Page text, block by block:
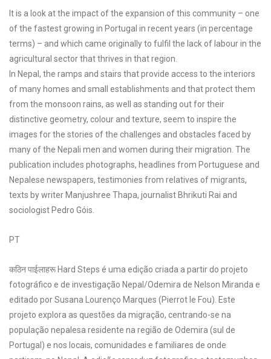
It is a look at the impact of the expansion of this community – one
of the fastest growing in Portugal in recent years (in percentage
terms) – and which came originally to fulfil the lack of labour in the
agricultural sector that thrives in that region.
In Nepal, the ramps and stairs that provide access to the interiors
of many homes and small establishments and that protect them
from the monsoon rains, as well as standing out for their
distinctive geometry, colour and texture, seem to inspire the
images for the stories of the challenges and obstacles faced by
many of the Nepali men and women during their migration. The
publication includes photographs, headlines from Portuguese and
Nepalese newspapers, testimonies from relatives of migrants,
texts by writer Manjushree Thapa, journalist Bhrikuti Rai and
sociologist Pedro Góis.
PT
कठिन पाईलाहरू Hard Steps é uma edição criada a partir do projeto
fotográfico e de investigação Nepal/Odemira de Nelson Miranda e
editado por Susana Lourenço Marques (Pierrot le Fou). Este
projeto explora as questões da migração, centrando-se na
população nepalesa residente na região de Odemira (sul de
Portugal) e nos locais, comunidades e familiares de onde